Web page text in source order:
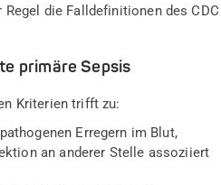
die Falldefinitionen des CDC
primäre Sepsis
Kriterien trifft zu:
Erregern im Blut,
an anderer Stelle assoziiert